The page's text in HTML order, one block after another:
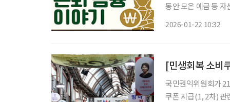
동안 모은 예금 등
2026-01-22 10:32
[민생회복 소비
국민권익위원회가
쿠폰 지급(1, 2차) 관련 이의신청 창구